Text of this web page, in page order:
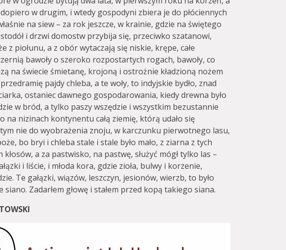
w drugim, i wtedy gospodyni zbiera je do płóciennych
na siew – za rok jeszcze, w krainie, gdzie na świętego
i drzwi domostw przybija się, przeciwko szatanowi,
z piołunu, a z obór wytaczają się niskie, krępe, całe
bawoły o szeroko rozpostartych rogach, bawoły, co
na świecie śmietanę, krojoną i ostrożnie kładzioną nożem
pajdy chleba, a te woły, to indyjskie bydło, znad
ostaniec dawnego gospodarowania, kiedy drewna było
w bród, a tylko paszy wszędzie i wszystkim bezustannie
na nizinach kontynentu całą ziemię, którą udało się
tym nie do wyobrażenia znoju, w karczunku pierwotnego lasu,
bo bryi i chleba stale i stale było mało, z ziarna z tych
kłosów, a za pastwisko, na pastwę, służyć mógł tylko las –
i liście, i młoda kora, gdzie zioła, bulwy i korzenie,
Te gałązki, wiązów, leszczyn, jesionów, wierzb, to było
siano. Zadarłem głowę i stałem przed kopą takiego siana.